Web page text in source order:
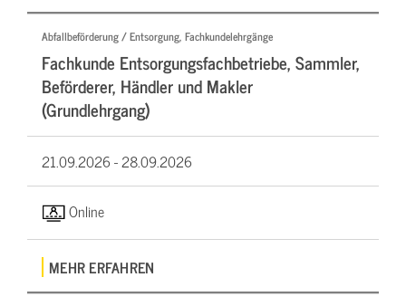
Abfallbeförderung / Entsorgung, Fachkundelehrgänge
Fachkunde Entsorgungsfachbetriebe, Sammler,
Beförderer, Händler und Makler
(Grundlehrgang)
21.09.2026 -28.09.2026
Online
MEHR ERFAHREN